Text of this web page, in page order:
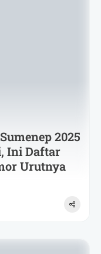
2025
Ini Daftar
Urutnya